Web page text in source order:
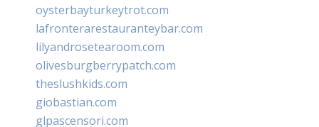
oysterbayturkeytrot.com
lafronterarestauranteybar.com
lilyandrosetearoom.com
olivesburgberrypatch.com
theslushkids.com
giobastian.com
glpascensori.com